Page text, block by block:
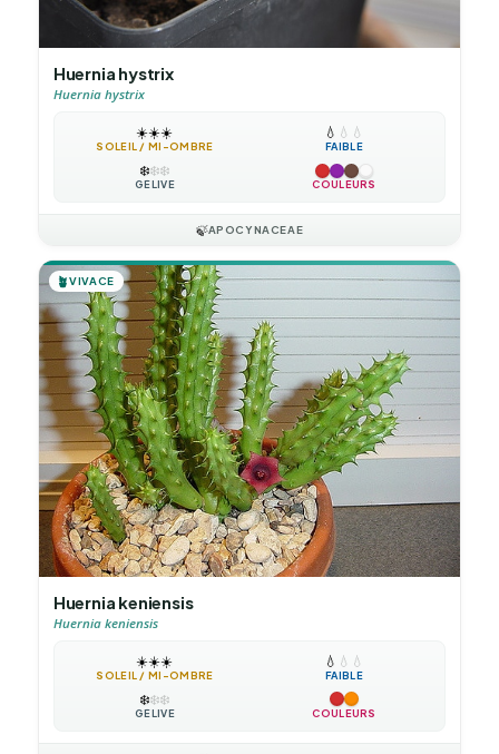
Huernia hystrix
Huernia hystrix
☀️☀️☀️
SOLEIL / MI-OMBRE
💧 💧 💧
FAIBLE
❄️❄️❄️
GÉLIVE COULEURS
🍃APOCYNACEAE
🪴VIVACE
Huernia keniensis
Huernia keniensis
☀️☀️☀️
SOLEIL / MI-OMBRE
💧 💧 💧
FAIBLE
❄️❄️❄️
GÉLIVE COULEURS